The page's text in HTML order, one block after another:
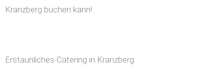
Kranzberg buchen kann!
Erstaunliches Catering in Kranzberg